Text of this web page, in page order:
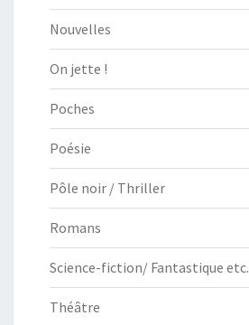
Nouvelles
On jette !
Poches
Poésie
Pôle noir / Thriller
Romans
Science-fiction/ Fantastique etc.
Théâtre